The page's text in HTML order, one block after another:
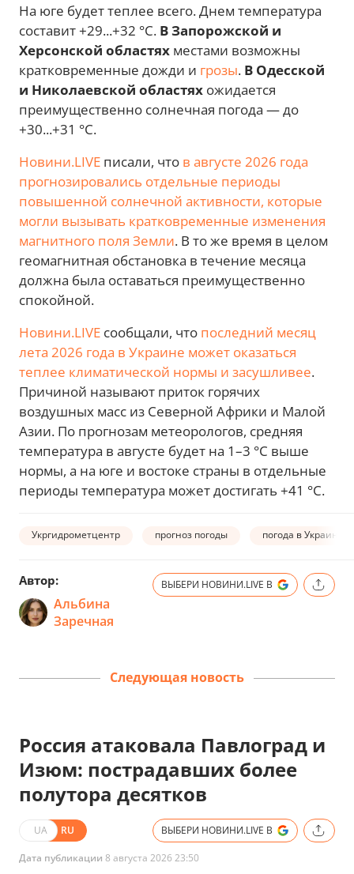
На юге будет теплее всего. Днем температура
составит +29...+32 °C. В Запорожской и
Херсонской областях местами возможны
кратковременные дожди и грозы. В Одесской
и Николаевской областях ожидается
преимущественно солнечная погода — до
+30...+31 °C.
Новини.LIVE писали, что в августе 2026 года
прогнозировались отдельные периоды
повышенной солнечной активности, которые
могли вызывать кратковременные изменения
магнитного поля Земли. В то же время в целом
геомагнитная обстановка в течение месяца
должна была оставаться преимущественно
спокойной.
Новини.LIVE сообщали, что последний месяц
лета 2026 года в Украине может оказаться
теплее климатической нормы и засушливее.
Причиной называют приток горячих
воздушных масс из Северной Африки и Малой
Азии. По прогнозам метеорологов, средняя
температура в августе будет на 1–3 °C выше
нормы, а на юге и востоке страны в отдельные
периоды температура может достигать +41 °C.
Укргидрометцентр прогноз погоды погода в Украине
Автор:
Альбина
Заречная
ВЫБЕРИ НОВИНИ.LIVE В
Следующая новость
Россия атаковала Павлоград и
Изюм: пострадавших более
полутора десятков
UA RU ВЫБЕРИ НОВИНИ.LIVE В
Дата публикации 8 августа 2026 23:50